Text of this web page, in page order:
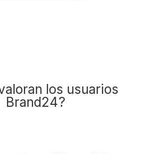
los usuarios
Brand24?